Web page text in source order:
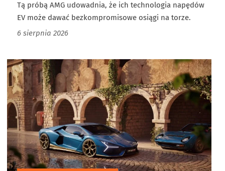
Tą próbą AMG udowadnia, że ich technologia napędów
EV może dawać bezkompromisowe osiągi na torze.
6 sierpnia 2026